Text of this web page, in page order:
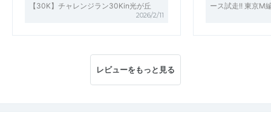
【30K】チャレンジラン30Kin光が丘
2026/2/11
ース試走!! 東京M
レビューをもっと見る